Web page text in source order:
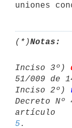
uniones
(*)Notas:
Inciso 3º)
51/009 de
Inciso 2º)
Decreto Nº
artículo
5 .